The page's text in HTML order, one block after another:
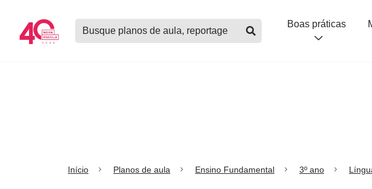
Buscar
planos
Boas práticas
Início Planos de aula Ensino Fundamental 3º ano